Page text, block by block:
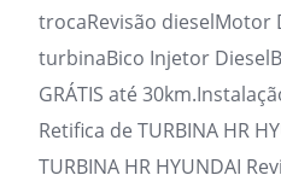
trocaRevisão dieselMotor
turbinaBico Injetor
GRÁTIS até
Retifica de TURBINA HR
TURBINA HR HYUNDAI